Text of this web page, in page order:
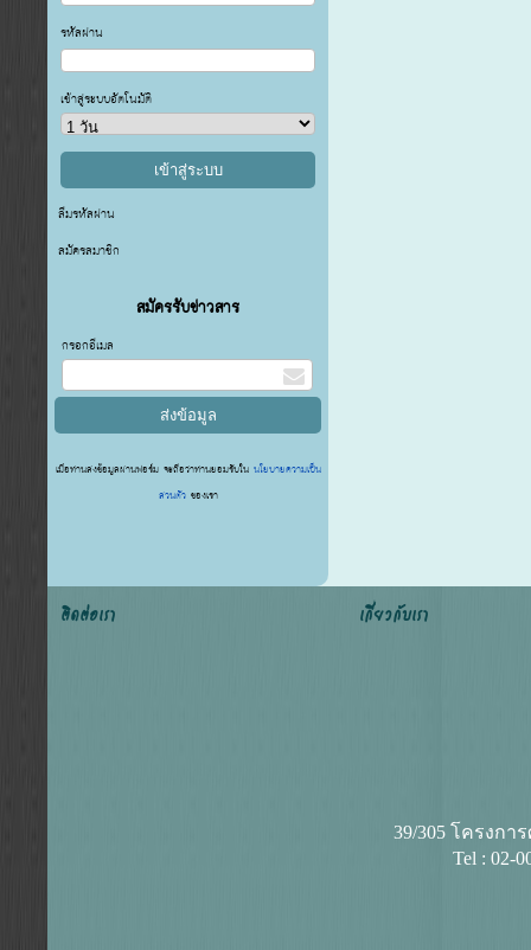
รหัสผ่าน
เข้าสู่ระบบอัตโนมัติ
ลืมรหัสผ่าน
สมัครสมาชิก
สมัครรับข่าวสาร
กรอกอีเมล
เมื่อท่านส่งข้อมูลผ่านฟอร์ม จะถือว่าท่านยอมรับในนโยบายความเป็น
ส่วนตัว ของเรา
ติดต่อเรา เกี่ยวกับเรา
39/305 โครงก
Tel : 02-